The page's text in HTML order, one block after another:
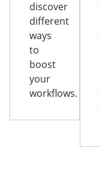
discover
different
ways
to
boost
your
workflows.